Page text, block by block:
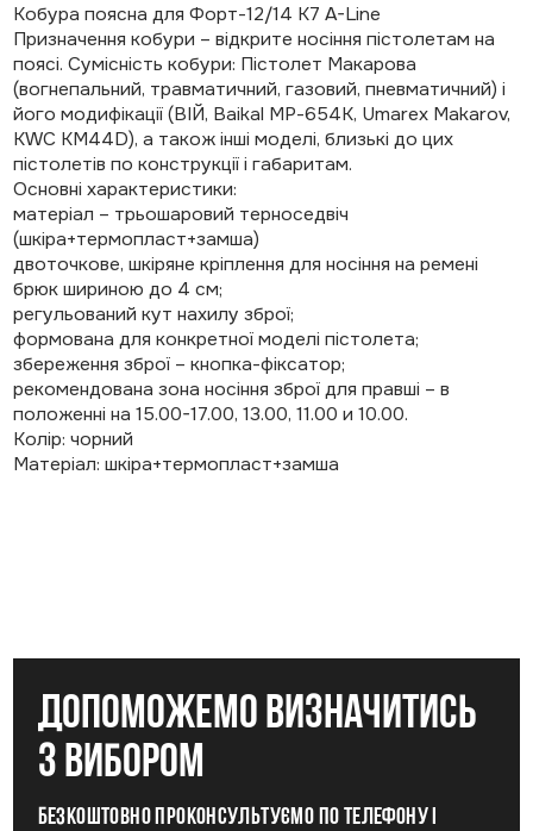
Кобура поясна для Форт-12/14 К7 A-Line
Призначення кобури – відкрите носіння пістолетам на
поясі. Сумісність кобури: Пістолет Макарова
(вогнепальний, травматичний, газовий, пневматичний) і
його модифікації (ВІЙ, Baikal МР-654К, Umarex Makarov,
KWC KM44D), а також інші моделі, близькі до цих
пістолетів по конструкції і габаритам.
Основні характеристики:
матеріал – трьошаровий терноседвіч
(шкіра+термопласт+замша)
двоточкове, шкіряне кріплення для носіння на ремені
брюк шириною до 4 см;
регульований кут нахилу зброї;
формована для конкретної моделі пістолета;
збереження зброї – кнопка-фіксатор;
рекомендована зона носіння зброї для правші – в
положенні на 15.00-17.00, 13.00, 11.00 и 10.00.
Колір: чорний
Матеріал: шкіра+термопласт+замша
допоможемо визначитись
з вибором
Безкоштовно проконсультуємо по телефону і